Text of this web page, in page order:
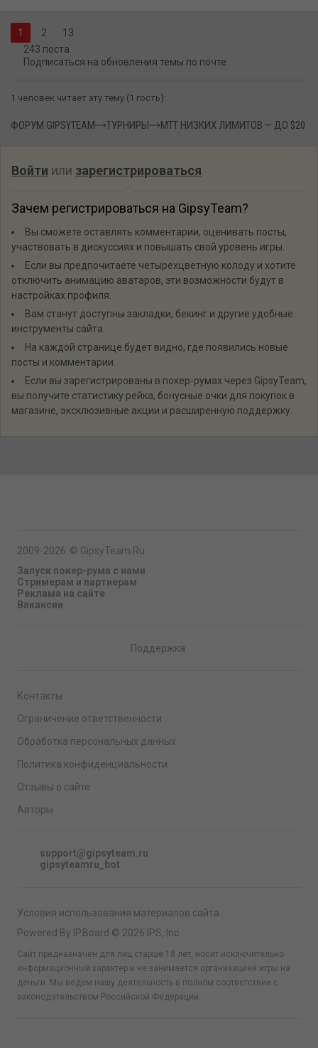
2
13
243 поста
Подписаться на обновления темы по почте
1 человек читает эту тему (1 гость):
ФОРУМ GIPSYTEAM ТУРНИРЫ MTT НИЗКИХ ЛИМИТОВ — ДО $20
Войти или зарегистрироваться
Зачем регистрироваться на GipsyTeam?
Вы сможете оставлять комментарии, оценивать посты,
участвовать в дискуссиях и повышать свой уровень игры.
Если вы предпочитаете четырехцветную колоду и хотите
отключить анимацию аватаров, эти возможности будут в
настройках профиля.
Вам станут доступны закладки, бекинг и другие удобные
инструменты сайта.
На каждой странице будет видно, где появились новые
посты и комментарии.
Если вы зарегистрированы в покер-румах через GipsyTeam,
вы получите статистику рейка, бонусные очки для покупок в
магазине, эксклюзивные акции и расширенную поддержку.
Поддержка
2009-2026 © GipsyTeam.Ru
Запуск покер-рума с нами
Стримерам и партнерам
Реклама на сайте
Вакансии
Условия использования материалов сайта
Powered By IP.Board © 2026 IPS, Inc.
Сайт предназначен для лиц старше 18 лет, носит исключительно
информационный характер и не занимается организацией игры на
деньги. Мы ведем нашу деятельность в полном соответствии с
законодательством Российской Федерации.
Контакты
Ограничение ответственности
Обработка персональных данных
Политика конфиденциальности
Отзывы о сайте
Авторы
support@gipsyteam.ru
gipsyteamru_bot